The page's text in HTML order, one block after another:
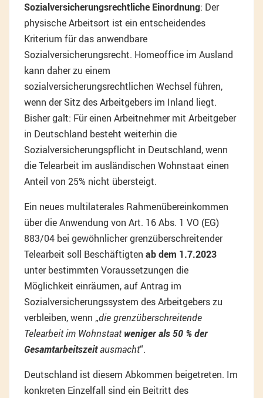
Sozialversicherungsrechtliche Einordnung: Der
physische Arbeitsort ist ein entscheidendes
Kriterium für das anwendbare
Sozialversicherungsrecht. Homeoffice im Ausland
kann daher zu einem
sozialversicherungsrechtlichen Wechsel führen,
wenn der Sitz des Arbeitgebers im Inland liegt.
Bisher galt: Für einen Arbeitnehmer mit Arbeitgeber
in Deutschland besteht weiterhin die
Sozialversicherungspflicht in Deutschland, wenn
die Telearbeit im ausländischen Wohnstaat einen
Anteil von 25% nicht übersteigt.
Ein neues multilaterales Rahmenübereinkommen
über die Anwendung von Art. 16 Abs. 1 VO (EG)
883/04 bei gewöhnlicher grenzüberschreitender
Telearbeit soll Beschäftigten ab dem 1.7.2023
unter bestimmten Voraussetzungen die
Möglichkeit einräumen, auf Antrag im
Sozialversicherungssystem des Arbeitgebers zu
verbleiben, wenn „die grenzüberschreitende
Telearbeit im Wohnstaatweniger als 50 % der
Gesamtarbeitszeitausmacht“.
Deutschland ist diesem Abkommen beigetreten. Im
konkreten Einzelfall sind ein Beitritt des